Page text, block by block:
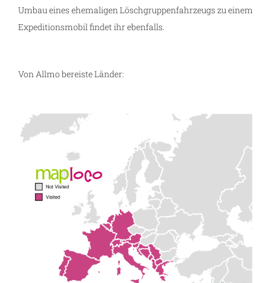
Umbau eines ehemaligen Löschgruppenfahrzeugs zu einem
Expeditionsmobil findet ihr ebenfalls.
Von Allmo bereiste Länder: